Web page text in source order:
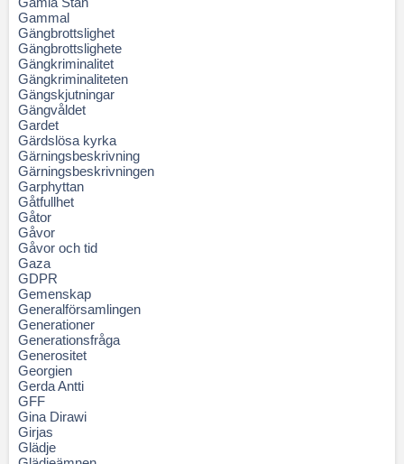
Gammal
Gängbrottslighet
Gängbrottslighete
Gängkriminalitet
Gängkriminaliteten
Gängskjutningar
Gängvåldet
Gardet
Gärdslösa kyrka
Gärningsbeskrivning
Gärningsbeskrivningen
Garphyttan
Gåtfullhet
Gåtor
Gåvor
Gåvor och tid
Gaza
GDPR
Gemenskap
Generalförsamlingen
Generationer
Generationsfråga
Generositet
Georgien
Gerda Antti
GFF
Gina Dirawi
Girjas
Glädje